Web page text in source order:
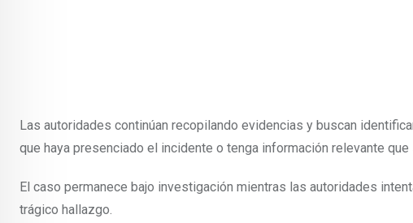
Las autoridades continúan recopilando evidencias y buscan
que haya presenciado el incidente o tenga información relevante
El caso permanece bajo investigación mientras las autoridades
trágico hallazgo.